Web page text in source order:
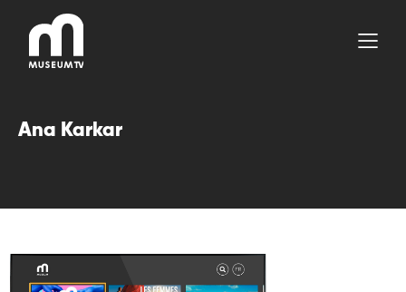
contenu
Ana Karkar